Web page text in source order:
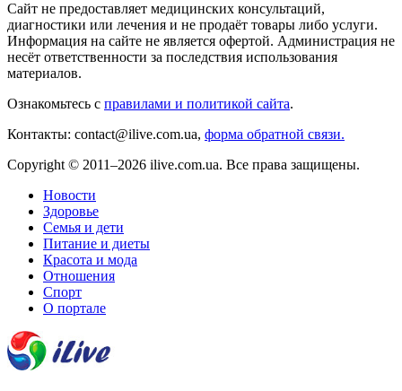
Сайт не предоставляет медицинских консультаций,
диагностики или лечения и не продаёт товары либо услуги.
Информация на сайте не является офертой. Администрация не
несёт ответственности за последствия использования
материалов.
Ознакомьтесь с правилами и политикой сайта.
Контакты: contact@ilive.com.ua, форма обратной связи.
Copyright © 2011–2026 ilive.com.ua. Все права защищены.
Новости
Здоровье
Семья и дети
Питание и диеты
Красота и мода
Отношения
Спорт
О портале